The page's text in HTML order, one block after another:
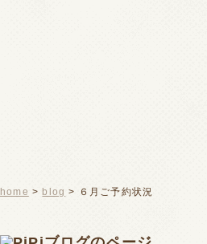
home > blog > ６月ご予約状況